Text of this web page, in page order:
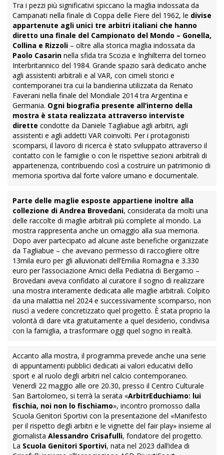
Tra i pezzi più significativi spiccano la maglia indossata da
Campanati nella finale di Coppa delle Fiere del 1962, le divise
appartenute agli unici tre arbitri italiani che hanno
diretto una finale del Campionato del Mondo – Gonella,
Collina e Rizzoli – oltre alla storica maglia indossata da
Paolo Casarin nella sfida tra Scozia e Inghilterra del torneo
Interbritannico del 1984. Grande spazio sarà dedicato anche
agli assistenti arbitrali e al VAR, con cimeli storici e
contemporanei tra cui la bandierina utilizzata da Renato
Faverani nella finale del Mondiale 2014 tra Argentina e
Germania. Ogni biografia presente all’interno della
mostra è stata realizzata attraverso interviste
dirette condotte da Daniele Tagliabue agli arbitri, agli
assistenti e agli addetti VAR coinvolti. Per i protagonisti
scomparsi, il lavoro di ricerca è stato sviluppato attraverso il
contatto con le famiglie o con le rispettive sezioni arbitrali di
appartenenza, contribuendo così a costruire un patrimonio di
memoria sportiva dal forte valore umano e documentale.
Parte delle maglie esposte appartiene inoltre alla
collezione di Andrea Brovedani, considerata da molti una
delle raccolte di maglie arbitrali più complete al mondo. La
mostra rappresenta anche un omaggio alla sua memoria.
Dopo aver partecipato ad alcune aste benefiche organizzate
da Tagliabue – che avevano permesso di raccogliere oltre
13mila euro per gli alluvionati dell’Emilia Romagna e 3.330
euro per l’associazione Amici della Pediatria di Bergamo –
Brovedani aveva confidato al curatore il sogno di realizzare
una mostra interamente dedicata alle maglie arbitrali. Colpito
da una malattia nel 2024 e successivamente scomparso, non
riuscì a vedere concretizzato quel progetto. È stata proprio la
volontà di dare vita gratuitamente a quel desiderio, condivisa
con la famiglia, a trasformare oggi quel sogno in realtà.
Accanto alla mostra, il programma prevede anche una serie
di appuntamenti pubblici dedicati ai valori educativi dello
sport e al ruolo degli arbitri nel calcio contemporaneo.
Venerdì 22 maggio alle ore 20.30, presso il Centro Culturale
San Bartolomeo, si terrà la serata «ArbitrEduchiamo: lui
fischia, noi non lo fischiamo», incontro promosso dalla
Scuola Genitori Sportivi con la presentazione del «Manifesto
per il rispetto degli arbitri e le vignette del fair play» insieme al
giornalista Alessandro Crisafulli, fondatore del progetto.
La Scuola Genitori Sportivi, nata nel 2023 dall’idea di